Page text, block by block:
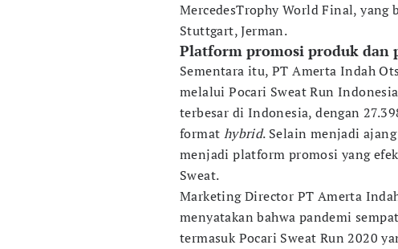
MercedesTrophy World Final, yang
Stuttgart, Jerman.
Platform promosi produk dan
Sementara itu, PT Amerta Indah
melalui Pocari Sweat Run
terbesar di Indonesia, dengan
format hybrid. Selain menjadi
menjadi platform promosi yang
Sweat.
Marketing Director PT Amerta
menyatakan bahwa pandemi
termasuk Pocari Sweat Run 2020